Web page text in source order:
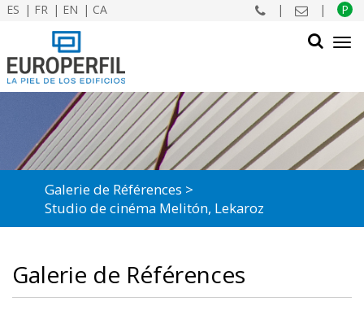
ES FR EN CA | | P
CHERCHER
Galerie de Références
Studio de cinéma Melitón, Lekaroz
Galerie de Références